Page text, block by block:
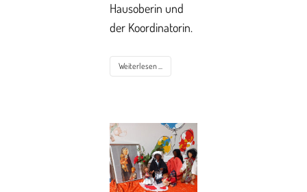
Hausoberin und
der Koordinatorin.
Weiterlesen ...